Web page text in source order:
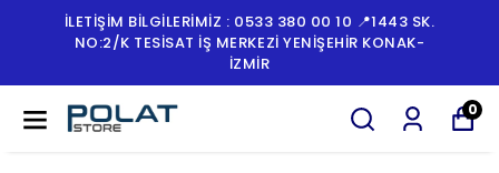
İLETİŞİM BİLGİLERİMİZ : 0533 380 00 10 📍1443 SK.
NO:2/K TESISAT İŞ MERKEZI YENIŞEHIR KONAK-
İZMİR
0